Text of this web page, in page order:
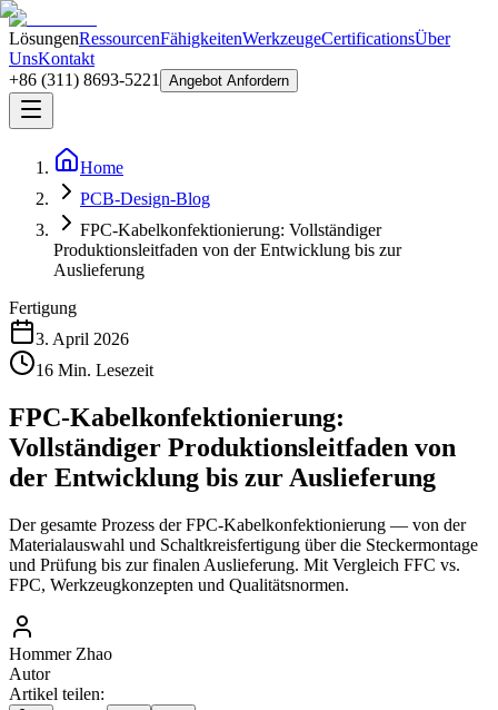
LösungenRessourcenFähigkeitenWerkzeugeCertificationsÜber
UnsKontakt
+86 (311) 8693-5221
Angebot Anfordern
Home
PCB-Design-Blog
FPC-Kabelkonfektionierung: Vollständiger
Produktionsleitfaden von der Entwicklung bis zur
Auslieferung
Fertigung
3. April 2026
16 Min. Lesezeit
FPC-Kabelkonfektionierung:
Vollständiger Produktionsleitfaden von
der Entwicklung bis zur Auslieferung
Der gesamte Prozess der FPC-Kabelkonfektionierung — von der
Materialauswahl und Schaltkreisfertigung über die Steckermontage
und Prüfung bis zur finalen Auslieferung. Mit Vergleich FFC vs.
FPC, Werkzeugkonzepten und Qualitätsnormen.
Hommer Zhao
Autor
Artikel teilen: